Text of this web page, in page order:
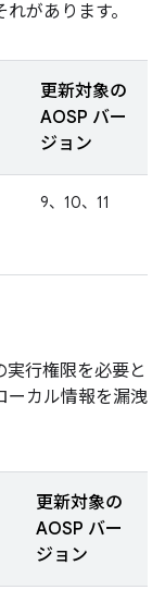
があります。
更新対象の
AOSP バー
ジョン
9、10、11
行権限を必要と
ーカル情報を漏洩
更新対象の
AOSP バー
ジョン